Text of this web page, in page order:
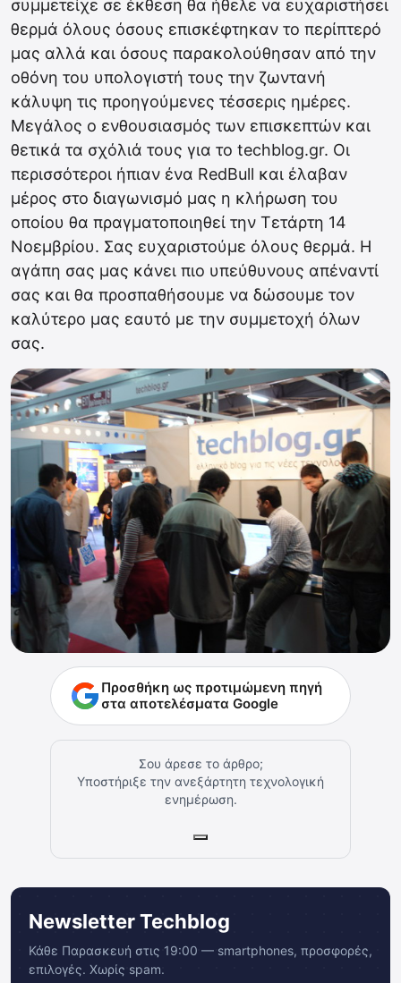
συμμετείχε σε έκθεση θα ήθελε να ευχαριστήσει
θερμά όλους όσους επισκέφτηκαν το περίπτερό
μας αλλά και όσους παρακολούθησαν από την
οθόνη του υπολογιστή τους την ζωντανή
κάλυψη τις προηγούμενες τέσσερις ημέρες.
Μεγάλος ο ενθουσιασμός των επισκεπτών και
θετικά τα σχόλιά τους για το techblog.gr. Οι
περισσότεροι ήπιαν ένα RedBull και έλαβαν
μέρος στο διαγωνισμό μας η κλήρωση του
οποίου θα πραγματοποιηθεί την Τετάρτη 14
Νοεμβρίου. Σας ευχαριστούμε όλους θερμά. Η
αγάπη σας μας κάνει πιο υπεύθυνους απέναντί
σας και θα προσπαθήσουμε να δώσουμε τον
καλύτερο μας εαυτό με την συμμετοχή όλων
σας.
Προσθήκη ως προτιμώμενη πηγή
στα αποτελέσματα Google
Σου άρεσε το άρθρο;
Υποστήριξε την ανεξάρτητη τεχνολογική
ενημέρωση.
Newsletter Techblog
Κάθε Παρασκευή στις 19:00 — smartphones, προσφορές,
επιλογές. Χωρίς spam.